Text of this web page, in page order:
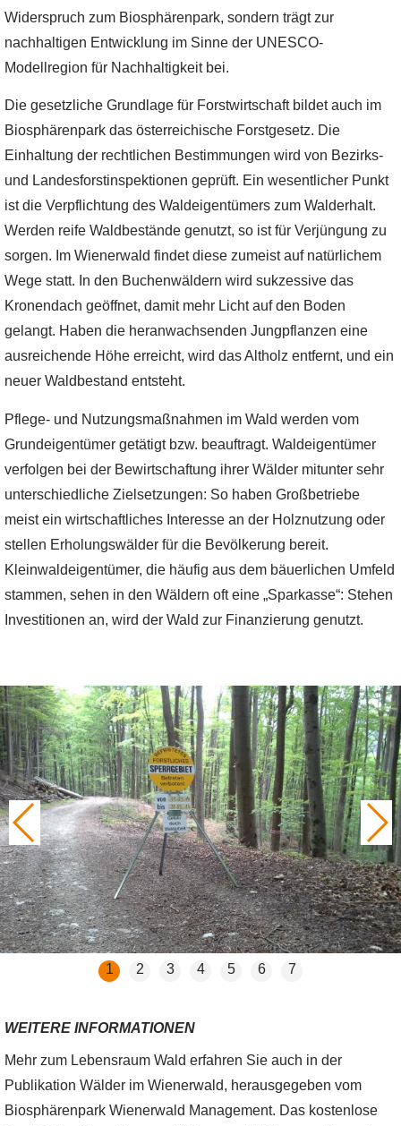
Widerspruch zum Biosphärenpark, sondern trägt zur
nachhaltigen Entwicklung im Sinne der UNESCO-
Modellregion für Nachhaltigkeit bei.
Die gesetzliche Grundlage für Forstwirtschaft bildet auch im
Biosphärenpark das österreichische Forstgesetz. Die
Einhaltung der rechtlichen Bestimmungen wird von Bezirks-
und Landesforstinspektionen geprüft. Ein wesentlicher Punkt
ist die Verpflichtung des Waldeigentümers zum Walderhalt.
Werden reife Waldbestände genutzt, so ist für Verjüngung zu
sorgen. Im Wienerwald findet diese zumeist auf natürlichem
Wege statt. In den Buchenwäldern wird sukzessive das
Kronendach geöffnet, damit mehr Licht auf den Boden
gelangt. Haben die heranwachsenden Jungpflanzen eine
ausreichende Höhe erreicht, wird das Altholz entfernt, und ein
neuer Waldbestand entsteht.
Pflege- und Nutzungsmaßnahmen im Wald werden vom
Grundeigentümer getätigt bzw. beauftragt. Waldeigentümer
verfolgen bei der Bewirtschaftung ihrer Wälder mitunter sehr
unterschiedliche Zielsetzungen: So haben Großbetriebe
meist ein wirtschaftliches Interesse an der Holznutzung oder
stellen Erholungswälder für die Bevölkerung bereit.
Kleinwaldeigentümer, die häufig aus dem bäuerlichen Umfeld
stammen, sehen in den Wäldern oft eine „Sparkasse“: Stehen
Investitionen an, wird der Wald zur Finanzierung genutzt.
1 2 3 4 5 6 7
WEITERE INFORMATIONEN
Mehr zum Lebensraum Wald erfahren Sie auch in der
Publikation Wälder im Wienerwald, herausgegeben vom
Biosphärenpark Wienerwald Management. Das kostenlose